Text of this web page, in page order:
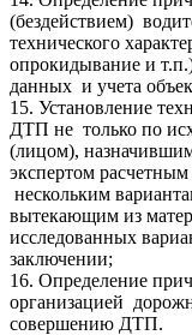
(бездействием)
технического
опрокидывание и
данных и учета
15. Установление
ДТП не только по
(лицом),
экспертом
нескольким
вытекающим из
исследованных
заключении;
16. Определение
организацией
совершению ДТП.